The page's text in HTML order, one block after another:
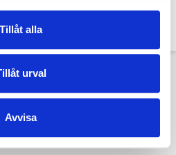
Tillåt alla
urval
Avvisa
TextilHistoriska Sällskapet